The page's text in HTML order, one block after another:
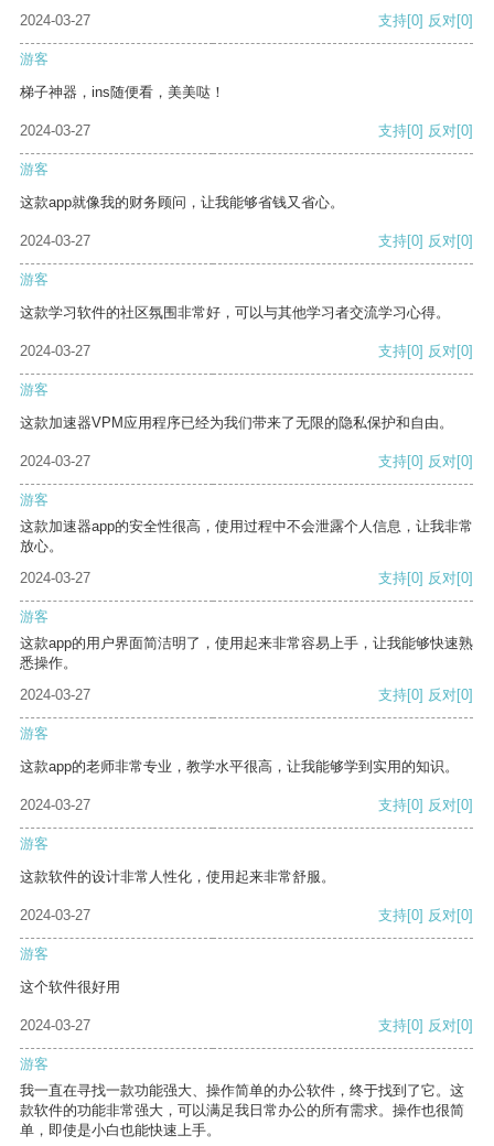
2024-03-27 支持[0] 反对[0]
游客
梯子神器，ins随便看，美美哒！
2024-03-27 支持[0] 反对[0]
游客
这款app就像我的财务顾问，让我能够省钱又省心。
2024-03-27 支持[0] 反对[0]
游客
这款学习软件的社区氛围非常好，可以与其他学习者交流学习心得。
2024-03-27 支持[0] 反对[0]
游客
这款加速器VPM应用程序已经为我们带来了无限的隐私保护和自由。
2024-03-27 支持[0] 反对[0]
游客
这款加速器app的安全性很高，使用过程中不会泄露个人信息，让我非常
放心。
2024-03-27
支持[0] 反对[0]
游客
这款app的用户界面简洁明了，使用起来非常容易上手，让我能够快速熟
悉操作。
2024-03-27
支持[0] 反对[0]
游客
这款app的老师非常专业，教学水平很高，让我能够学到实用的知识。
2024-03-27 支持[0] 反对[0]
游客
这款软件的设计非常人性化，使用起来非常舒服。
2024-03-27 支持[0] 反对[0]
游客
这个软件很好用
2024-03-27 支持[0] 反对[0]
游客
我一直在寻找一款功能强大、操作简单的办公软件，终于找到了它。这
款软件的功能非常强大，可以满足我日常办公的所有需求。操作也很简
单，即使是小白也能快速上手。